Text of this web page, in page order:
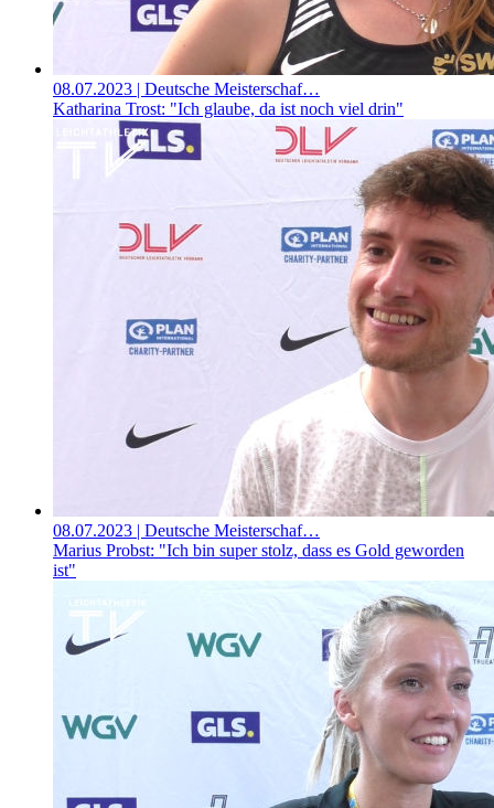
08.07.2023 | Deutsche Meisterschaf…
Katharina Trost: "Ich glaube, da ist noch viel drin"
08.07.2023 | Deutsche Meisterschaf…
Marius Probst: "Ich bin super stolz, dass es Gold geworden
ist"